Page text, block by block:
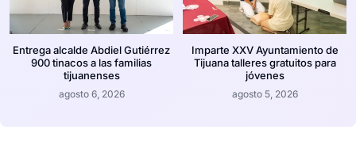
Entrega alcalde Abdiel Gutiérrez
900 tinacos a las familias
tijuanenses
agosto 6, 2026
Imparte XXV Ayuntamiento de
Tijuana talleres gratuitos para
jóvenes
agosto 5, 2026